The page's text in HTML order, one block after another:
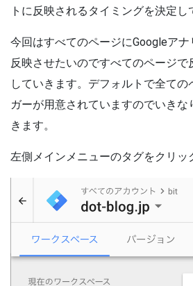
トに反映されるタイミングを決定し
今回はすべてのページにGoogleア
反映させたいのですべてのページで
していきます。デフォルトで全ての
ガーが用意されていますのでいきな
きます。
左側メインメニューのタグをクリッ